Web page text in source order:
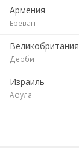
Армения
Ереван
Великобритания
Дерби
Израиль
Афула